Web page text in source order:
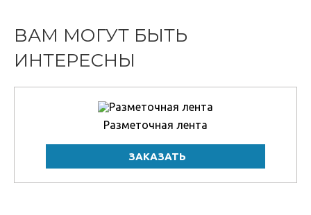
ВАМ МОГУТ БЫТЬ
ИНТЕРЕСНЫ
Разметочная лента